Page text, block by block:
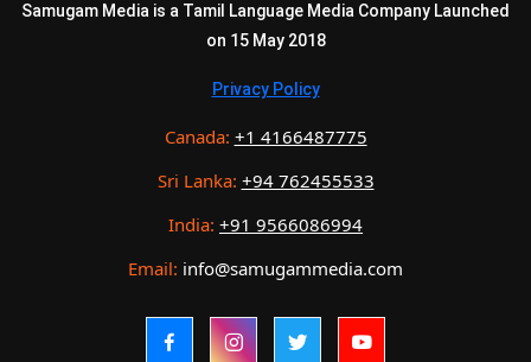
Samugam Media is a Tamil Language Media Company Launched
on 15 May 2018
Privacy Policy
Canada: +1 4166487775
Sri Lanka: +94 762455533
India: +91 9566086994
Email: info@samugammedia.com